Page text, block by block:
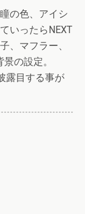
の色、アイシ
いったらNEXT
、マフラー、
の設定。
露目する事が